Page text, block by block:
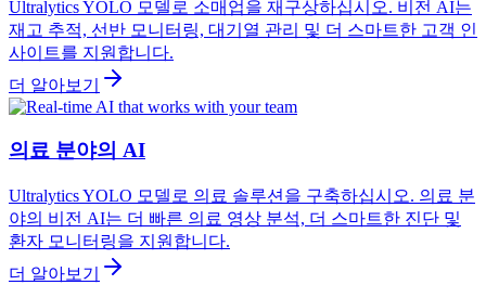
Ultralytics YOLO 모델로 소매업을 재구상하십시오. 비전 AI는
재고 추적, 선반 모니터링, 대기열 관리 및 더 스마트한 고객 인
사이트를 지원합니다.
더 알아보기
의료 분야의 AI
Ultralytics YOLO 모델로 의료 솔루션을 구축하십시오. 의료 분
야의 비전 AI는 더 빠른 의료 영상 분석, 더 스마트한 진단 및
환자 모니터링을 지원합니다.
더 알아보기